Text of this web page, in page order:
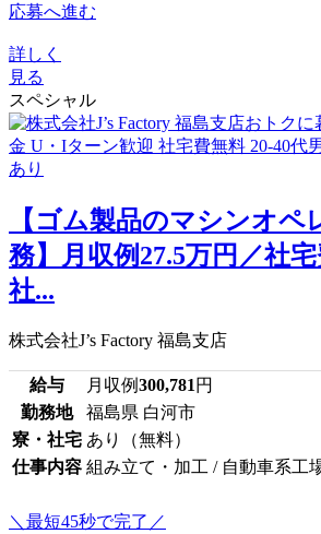
応募へ進む
詳しく
見る
スペシャル
【ゴム製品のマシンオペ
務】月収例27.5万円／社
社...
株式会社J’s Factory 福島支店
給与 月収例300,781 円
勤務地
福島県 白河市
寮・社宅 あり（無料）
仕事内容 組み立て・加工 / 自動車系工
＼最短45秒で完了／